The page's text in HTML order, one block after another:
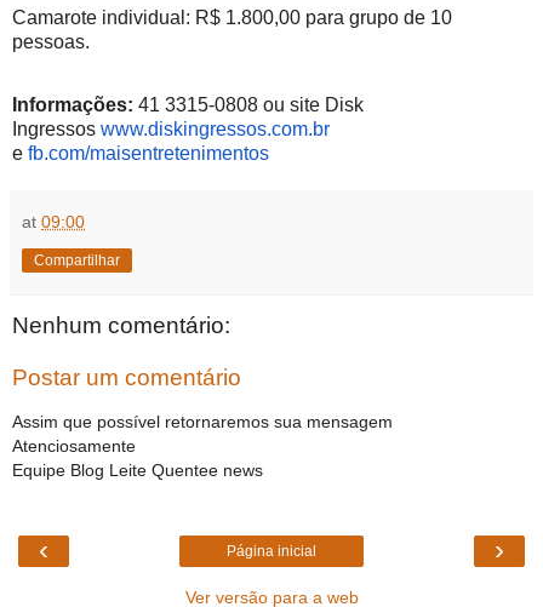
Camarote individual: R$ 1.800,00 para grupo de 10
pessoas.
Informações: 41 3315-0808 ou site Disk
Ingressos www.diskingressos.com.br
e fb.com/maisentretenimentos
at 09:00
Compartilhar
Nenhum comentário:
Postar um comentário
Assim que possível retornaremos sua mensagem
Atenciosamente
Equipe Blog Leite Quentee news
‹ ›
Página inicial
Ver versão para a web